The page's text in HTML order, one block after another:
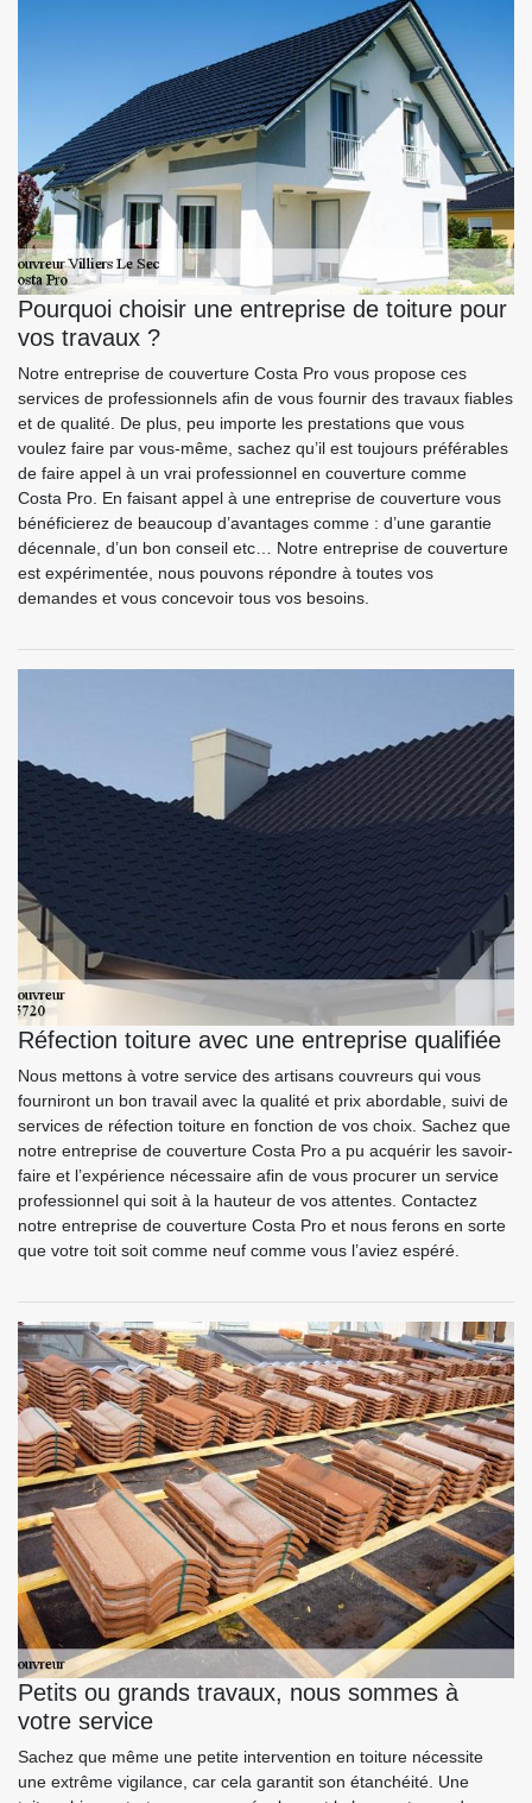
Pourquoi choisir une entreprise de toiture pour
vos travaux ?
Notre entreprise de couverture Costa Pro vous propose ces
services de professionnels afin de vous fournir des travaux fiables
et de qualité. De plus, peu importe les prestations que vous
voulez faire par vous-même, sachez qu’il est toujours préférables
de faire appel à un vrai professionnel en couverture comme
Costa Pro. En faisant appel à une entreprise de couverture vous
bénéficierez de beaucoup d’avantages comme : d’une garantie
décennale, d’un bon conseil etc… Notre entreprise de couverture
est expérimentée, nous pouvons répondre à toutes vos
demandes et vous concevoir tous vos besoins.
Réfection toiture avec une entreprise qualifiée
Nous mettons à votre service des artisans couvreurs qui vous
fourniront un bon travail avec la qualité et prix abordable, suivi de
services de réfection toiture en fonction de vos choix. Sachez que
notre entreprise de couverture Costa Pro a pu acquérir les savoir-
faire et l’expérience nécessaire afin de vous procurer un service
professionnel qui soit à la hauteur de vos attentes. Contactez
notre entreprise de couverture Costa Pro et nous ferons en sorte
que votre toit soit comme neuf comme vous l’aviez espéré.
Petits ou grands travaux, nous sommes à
votre service
Sachez que même une petite intervention en toiture nécessite
une extrême vigilance, car cela garantit son étanchéité. Une